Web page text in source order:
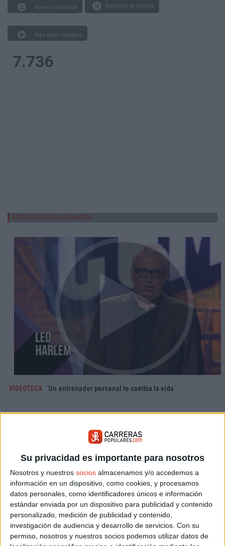
Su privacidad es importante para nosotros
Nosotros y nuestros socios almacenamos y/o accedemos a
información en un dispositivo, como cookies, y procesamos
datos personales, como identificadores únicos e información
estándar enviada por un dispositivo para publicidad y contenido
personalizado, medición de publicidad y contenido,
investigación de audiencia y desarrollo de servicios. Con su
permiso, nosotros y nuestros socios podemos utilizar datos de
Volver a la portada Buscador de noticias
Más sobre Videoteca
7.736
ARTICULOS RELACIONADOS
VIDEOTECA ´Un entrenador personal te cambia la vida´